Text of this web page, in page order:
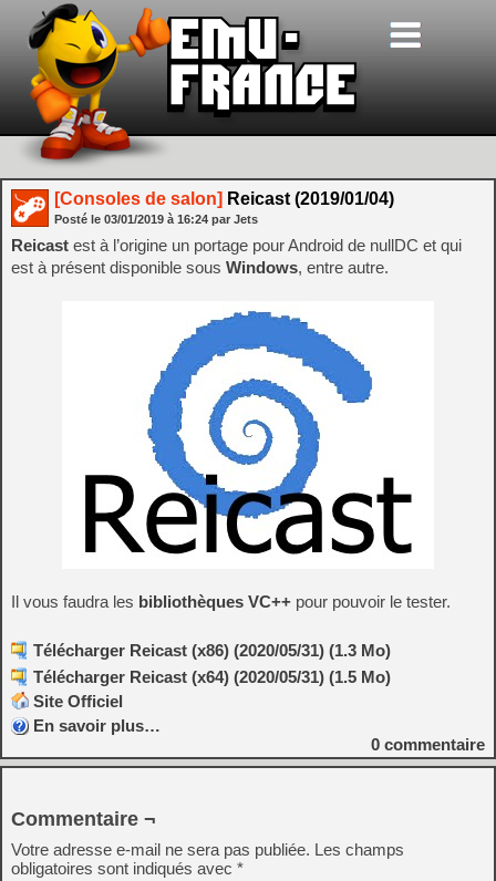
[Consoles de salon] Reicast (2019/01/04)
Posté le 03/01/2019 à 16:24 par Jets
Reicast est à l’origine un portage pour Android de nullDC et qui
est à présent disponible sous Windows, entre autre.
Il vous faudra les bibliothèques VC++ pour pouvoir le tester.
Télécharger Reicast (x86) (2020/05/31) (1.3 Mo)
Télécharger Reicast (x64) (2020/05/31) (1.5 Mo)
Site Officiel
En savoir plus…
0 commentaire
Commentaire ¬
Votre adresse e-mail ne sera pas publiée. Les champs
obligatoires sont indiqués avec *